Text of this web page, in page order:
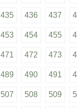
435 436 437
453 454 455
471 472 473
489 490 491
507 508 509